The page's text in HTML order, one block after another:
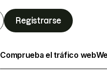
Registrarse
Comprueba el tráfico web